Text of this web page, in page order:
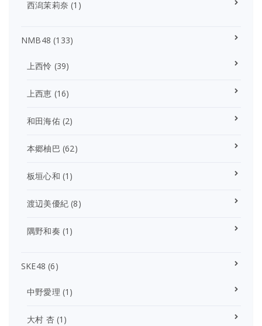
西潟茉莉奈 (1)
NMB48 (133)
上西怜 (39)
上西恵 (16)
和田海佑(2)
本郷柚巴 (62)
板垣心和 (1)
渡辺美優紀 (8)
隅野和奏 (1)
SKE48 (6)
中野愛理 (1)
大村 杏(1)